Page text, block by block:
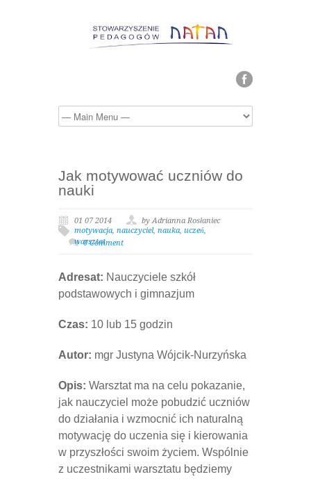
Jak motywować uczniów do
nauki
01 07 2014
by Adrianna Rosłaniec
motywacja, nauczyciel, nauka, uczeń,
warsztat
0 Comment
Adresat: Nauczyciele szkół
podstawowych i gimnazjum
Czas: 10 lub 15 godzin
Autor: mgr Justyna Wójcik-Nurzyńska
Opis: Warsztat ma na celu pokazanie,
jak nauczyciel może pobudzić uczniów
do działania i wzmocnić ich naturalną
motywację do uczenia się i kierowania
w przyszłości swoim życiem. Wspólnie
z uczestnikami warsztatu będziemy